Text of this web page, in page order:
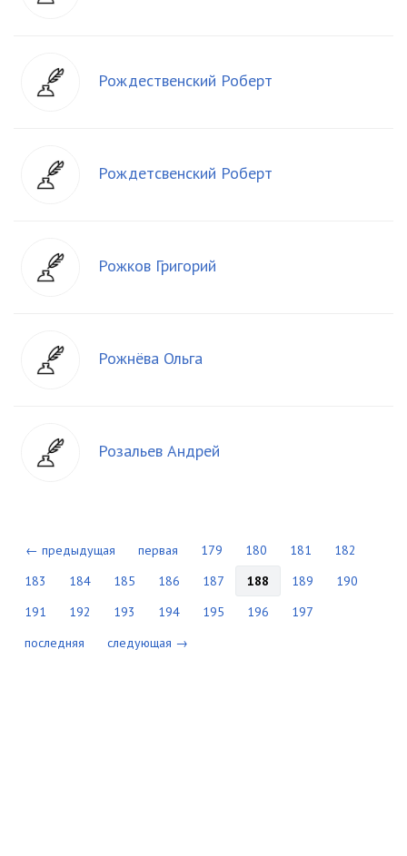
Рождественский Роберт
Рождетсвенский Роберт
Рожков Григорий
Рожнёва Ольга
Розальев Андрей
← предыдущая первая 179 180 181
182
183
184 185 186 187 188 189
190
191
192 193 194 195 196
197
последняя
следующая →